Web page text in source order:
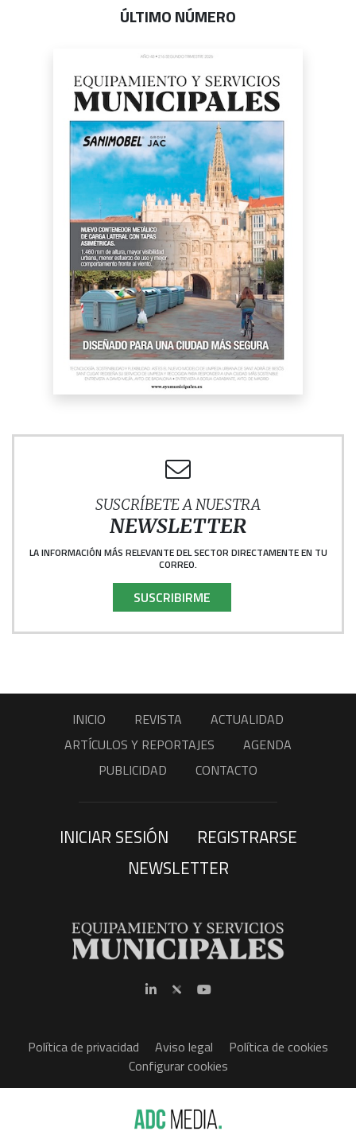
ÚLTIMO NÚMERO
SUSCRÍBETE A NUESTRA
NEWSLETTER
LA INFORMACIÓN MÁS RELEVANTE DEL SECTOR DIRECTAMENTE EN TU
CORREO.
SUSCRIBIRME
INICIO REVISTA
ACTUALIDAD
ARTÍCULOS Y REPORTAJES
AGENDA
PUBLICIDAD
CONTACTO
INICIAR SESIÓN
REGISTRARSE
NEWSLETTER
Política de privacidad Aviso legal
Política de cookies
Configurar cookies